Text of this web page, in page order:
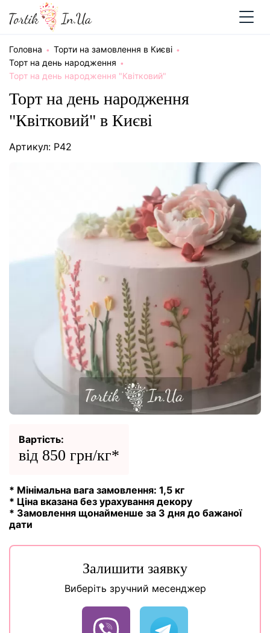
Головна
Торти на замовлення в Києві
Торт на день народження
Торт на день народження "Квітковий"
Торт на день народження
"Квітковий" в Києві
Артикул: P42
Вартість:
від 850 грн/кг*
* Мінімальна вага замовлення: 1,5 кг
* Ціна вказана без урахування декору
* Замовлення щонайменше за 3 дня до бажаної
дати
Залишити заявку
Виберіть зручний месенджер